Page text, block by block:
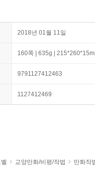
2018년 01월 11일
160쪽 | 635g |
9791127412463
1127412469
교양만화/비평/작법 만화작